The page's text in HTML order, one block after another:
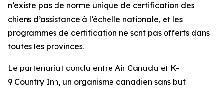
n’existe pas de norme unique de certification des
chiens d’assistance à l’échelle nationale, et les
programmes de certification ne sont pas offerts dans
toutes les provinces.
Le partenariat conclu entre Air Canada et K-
9 Country Inn, un organisme canadien sans but